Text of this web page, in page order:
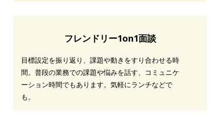
フレンドリー1on1面談
目標設定を振り返り、課題や動きをすり合わせる時
間。普段の業務での課題や悩みを話す、コミュニケ
ーション時間でもあります。気軽にランチなどで
も。